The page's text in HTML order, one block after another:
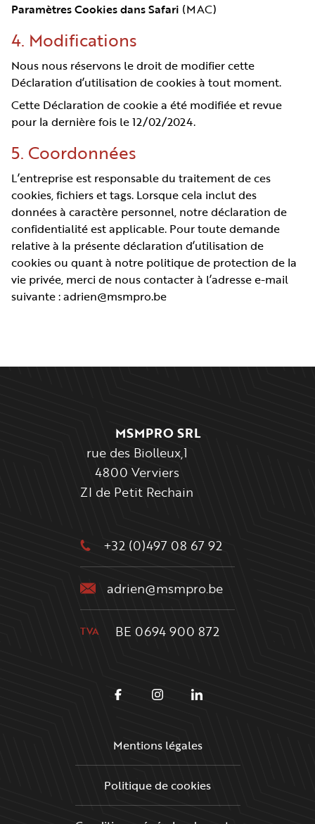
Paramètres Cookies dans Safari (MAC)
4. Modifications
Nous nous réservons le droit de modifier cette
Déclaration d’utilisation de cookies à tout moment.
Cette Déclaration de cookie a été modifiée et revue
pour la dernière fois le 12/02/2024.
5. Coordonnées
L’entreprise est responsable du traitement de ces
cookies, fichiers et tags. Lorsque cela inclut des
données à caractère personnel, notre déclaration de
confidentialité est applicable. Pour toute demande
relative à la présente déclaration d’utilisation de
cookies ou quant à notre politique de protection de la
vie privée, merci de nous contacter à l’adresse e-mail
suivante :adrien@msmpro.be
MSMPRO SRL
rue des Biolleux,1
4800 Verviers
ZI de Petit Rechain
+32 (0)497 08 67 92
adrien@msmpro.be
TVA BE 0694 900 872
FacebookInstagramLinkedin
RGPD
Mentions légales
Politique de cookies